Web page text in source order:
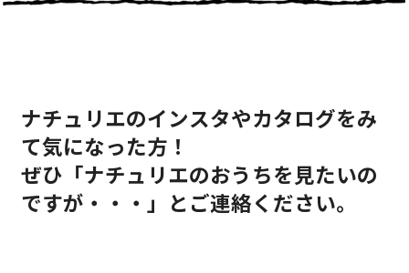
ナチュリエのインスタやカタログをみ
て気になった方！
ぜひ「ナチュリエのおうちを見たいの
ですが・・・」とご連絡ください。